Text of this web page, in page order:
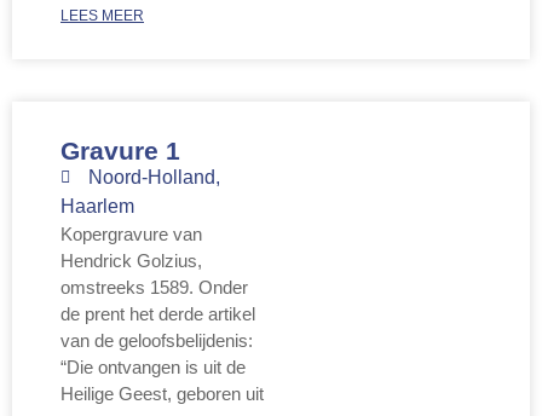
LEES MEER
Gravure 1
Noord-Holland,
Haarlem
Kopergravure van
Hendrick Golzius,
omstreeks 1589. Onder
de prent het derde artikel
van de geloofsbelijdenis:
“Die ontvangen is uit de
Heilige Geest, geboren uit